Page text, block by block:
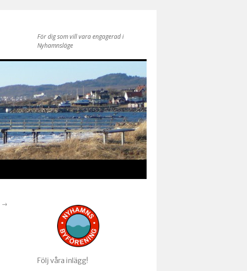
För dig som vill vara engagerad i
Nyhamnsläge
→
Följ våra inlägg!